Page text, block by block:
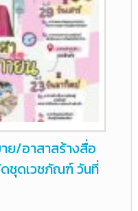
ย/อาสาสร้างสื่อ
ชุดเวชภัณฑ์ วันที่